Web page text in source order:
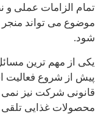
تمام الزامات عملی و
موضوع می تواند منجر
شود.
یکی از مهم ترین
پیش از شروع فعالیت
قانونی شرکت نیز نمی
محصولات غذایی